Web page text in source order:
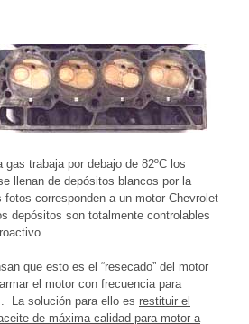
gas trabaja por debajo de 82ºC los
llenan de depósitos blancos por la
corresponden a un motor Chevrolet
depósitos son totalmente controlables
que esto es el “resecado” del motor
el motor con frecuencia para
La solución para ello es restituir el
de máxima calidad para motor a